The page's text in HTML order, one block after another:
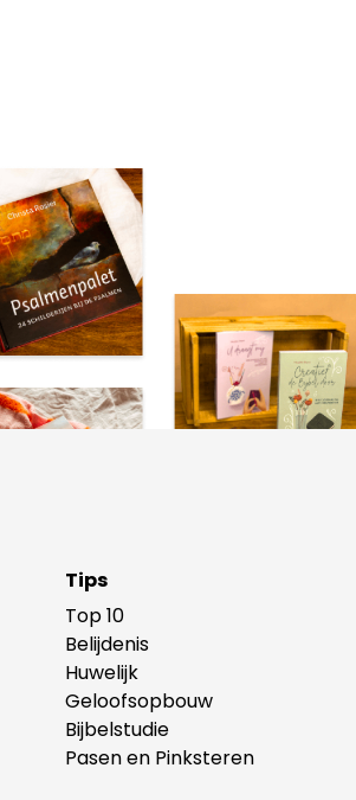
Tips
Top 10
Belijdenis
Huwelijk
Geloofsopbouw
Bijbelstudie
Pasen en Pinksteren